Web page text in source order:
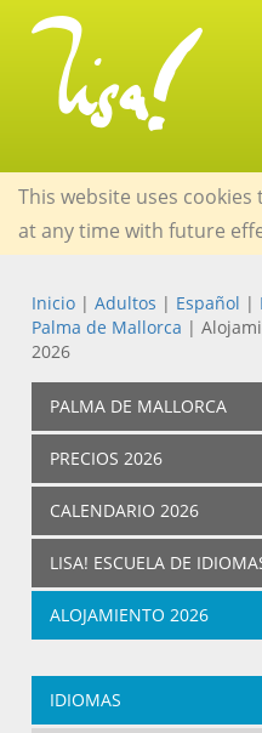
This website uses
at any time with future
Inicio| Adultos | Español |
Palma de Mallorca |
2026
PALMA DE MALLORCA
PRECIOS 2026
CALENDARIO 2026
LISA! ESCUELA DE
ALOJAMIENTO 2026
IDIOMAS